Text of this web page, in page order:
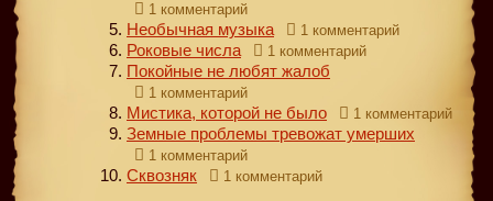
1 комментарий
Необычная музыка 1 комментарий
Роковые числа 1 комментарий
Покойные не любят жалоб
1 комментарий
Мистика, которой не было 1 комментарий
Земные проблемы тревожат умерших
1 комментарий
Сквозняк 1 комментарий